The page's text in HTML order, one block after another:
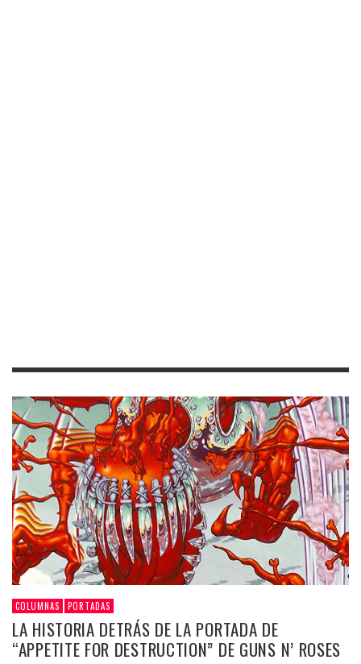
COLUMNAS PORTADAS
LA HISTORIA DETRÁS DE LA PORTADA DE
“APPETITE FOR DESTRUCTION” DE GUNS N’ ROSES